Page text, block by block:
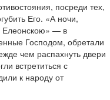
посреди тех,
Его. «А ночи,
Елеонскою» — в
Господом, обретали
чем распахнуть двери
встретиться с
к народу от